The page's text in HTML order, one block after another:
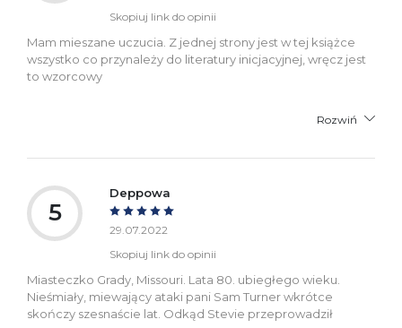
Skopiuj link do opinii
Mam mieszane uczucia. Z jednej strony jest w tej książce
wszystko co przynależy do literatury inicjacyjnej, wręcz jest
to wzorcowy
Rozwiń
5
Deppowa
29.07.2022
Skopiuj link do opinii
Miasteczko Grady, Missouri. Lata 80. ubiegłego wieku.
Nieśmiały, miewający ataki pani Sam Turner wkrótce
skończy szesnaście lat. Odkąd Stevie przeprowadził